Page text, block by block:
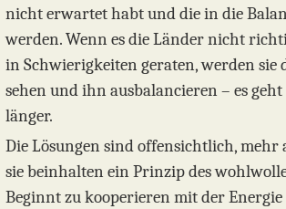
nicht erwartet habt und die in die
werden. Wenn es die Länder nicht
in Schwierigkeiten geraten, werden
sehen und ihn ausbalancieren – es
länger.
Die Lösungen sind offensichtlich, mehr
sie beinhalten ein Prinzip des
Beginnt zu kooperieren mit der Energie